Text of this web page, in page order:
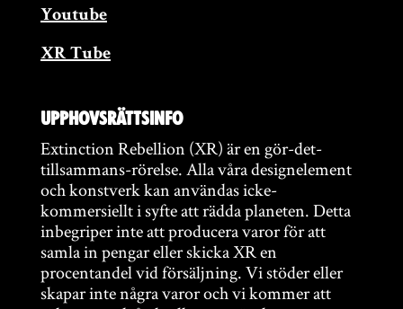
Youtube
XR Tube
Upphovsrättsinfo
Extinction Rebellion (XR) är en gör-det-
tillsammans-rörelse. Alla våra designelement
och konstverk kan användas icke-
kommersiellt i syfte att rädda planeten. Detta
inbegriper inte att producera varor för att
samla in pengar eller skicka XR en
procentandel vid försäljning. Vi stöder eller
skapar inte några varor och vi kommer att